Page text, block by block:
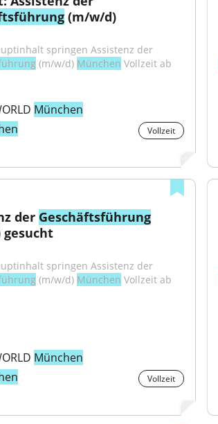
(m/w/d)
(m/w/d) München Vollzeit ab
München
Vollzeit
der Geschäftsführung
(m/w/d) München Vollzeit ab
München
Vollzeit